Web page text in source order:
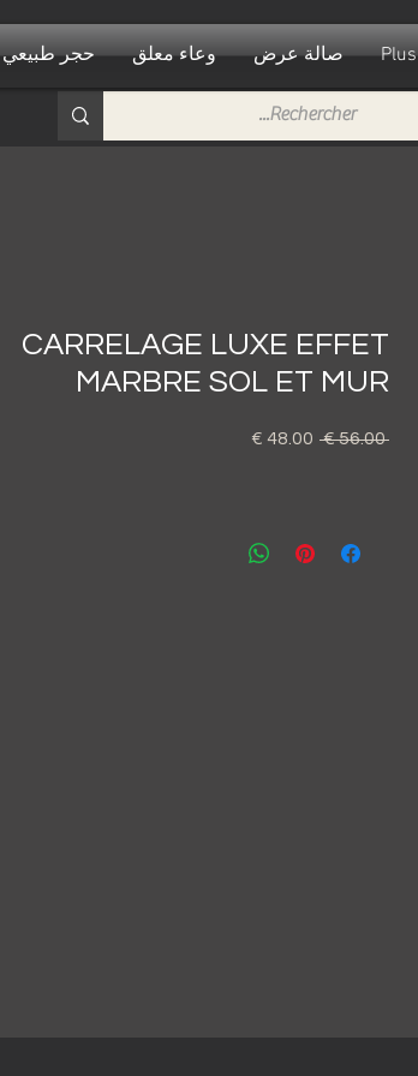
حجر طبيعي وعاء معلق صالة عرض Plus
CARRELAGE LUXE EFFET
MARBRE SOL ET MUR
‏56.00 €
سعر